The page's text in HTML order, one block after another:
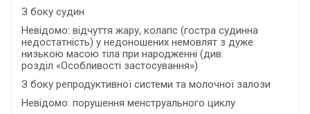
З боку судин
Невідомо: відчуття жару, колапс (гостра судинна
недостатність) у недоношених немовлят з дуже
низькою масою тіла при народженні (див.
розділ «Особливості застосування»)
З боку репродуктивної системи та молочної залози
Невідомо: порушення менструального циклу